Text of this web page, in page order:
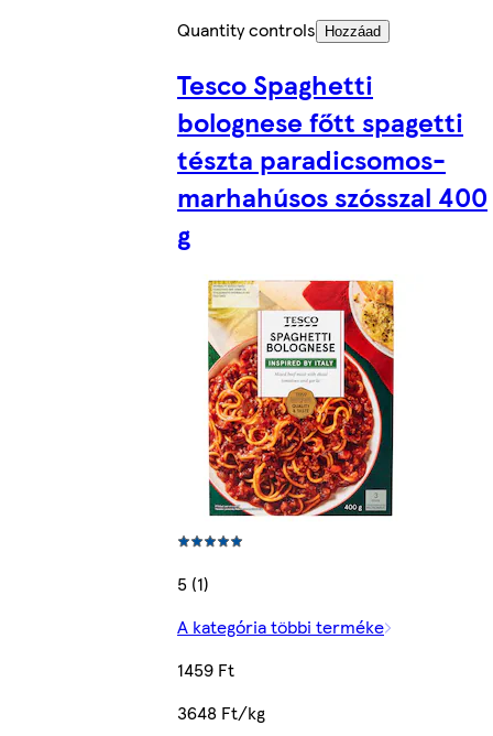
Quantity controls
Hozzáad
Tesco Spaghetti
bolognese főtt spagetti
tészta paradicsomos-
marhahúsos szósszal 400
g
5 (1)
A kategória többi terméke
1459 Ft
3648 Ft/kg